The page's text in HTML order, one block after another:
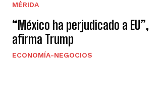
MÉRIDA
“México ha perjudicado a EU”,
afirma Trump
ECONOMÍA-NEGOCIOS